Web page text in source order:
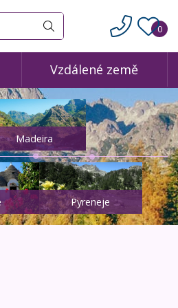
Vyhledat
0
Vzdálené země
Madeira
Pyreneje